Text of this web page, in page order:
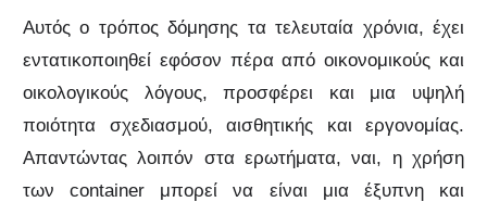
Αυτός ο τρόπος δόμησης τα τελευταία χρόνια, έχει
εντατικοποιηθεί εφόσον πέρα από οικονομικούς και
οικολογικούς λόγους, προσφέρει και μια υψηλή
ποιότητα σχεδιασμού, αισθητικής και εργονομίας.
Απαντώντας λοιπόν στα ερωτήματα, ναι, η χρήση
των container μπορεί να είναι μια έξυπνη και